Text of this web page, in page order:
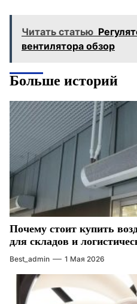
Читать статью
вентилятора обзор
Больше историй
Почему стоит купить
для складов и
Best_admin 1 Мая 2026